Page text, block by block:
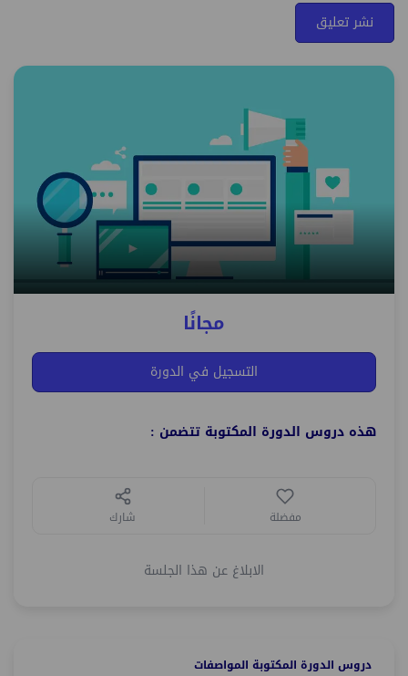
نشر تعليق
مجانًا
التسجيل في الدورة
هذه دروس الدورة المكتوبة تتضمن :
مفضلة شارك
الابلاغ عن هذا الجلسة
دروس الدورة المكتوبة المواصفات